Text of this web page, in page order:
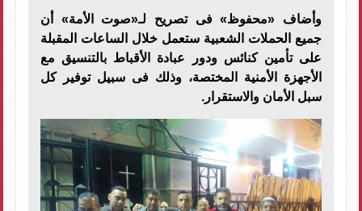
وأضاف «محفوظ» فى تصريح لـ«صوت الأمة» أن
جميع الحملات الشعبية ستعمل خلال الساعات المقبلة
على تأمين كنائس ودور عبادة الأقباط بالتنسيق مع
الأجهزة الأمنية المختصة، وذلك فى سبيل توفير كل
سبل الأمان والاستقرار.